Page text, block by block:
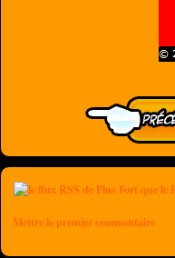
Mettre le premier commentaire